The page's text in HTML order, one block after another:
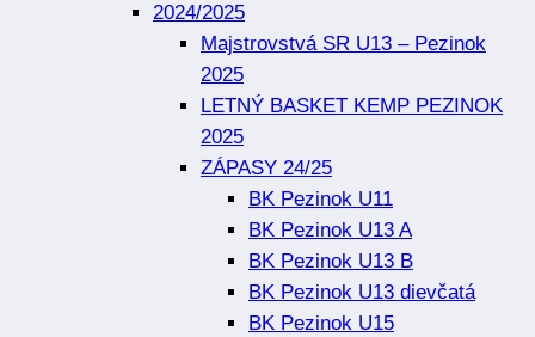
2024/2025
Majstrovstvá SR U13 – Pezinok
2025
LETNÝ BASKET KEMP PEZINOK
2025
ZÁPASY 24/25
BK Pezinok U11
BK Pezinok U13 A
BK Pezinok U13 B
BK Pezinok U13 dievčatá
BK Pezinok U15